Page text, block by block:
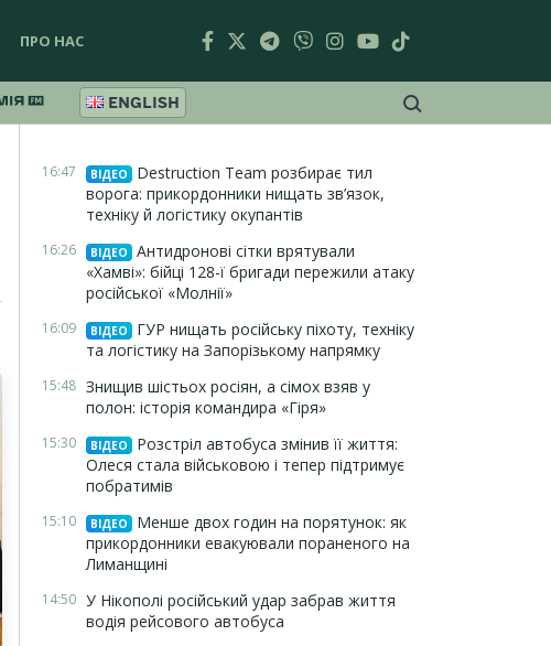
ПРО НАС
ENGLISH
16:47 ВІДЕО
Destruction Team розбирає тил
ворога: прикордонники нищать зв’язок,
техніку й логістику окупантів
16:26 ВІДЕО
Антидронові сітки врятували
«Хамві»: бійці 128-ї бригади пережили атаку
російської «Молнії»
16:09 ВІДЕО
ГУР нищать російську піхоту, техніку
та логістику на Запорізькому напрямку
15:48 Знищив шістьох росіян, а сімох взяв у
полон: історія командира «Гіря»
15:30 ВІДЕО
Розстріл автобуса змінив її життя:
Олеся стала військовою і тепер підтримує
побратимів
15:10 ВІДЕО
Менше двох годин на порятунок: як
прикордонники евакуювали пораненого на
Лиманщині
14:50 У Нікополі російський удар забрав життя
водія рейсового автобуса